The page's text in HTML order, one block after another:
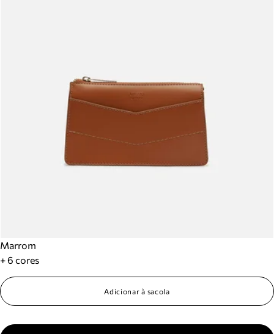
Marrom
+ 6 cores
Adicionar à sacola